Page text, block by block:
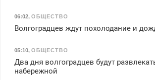
06:02, ОБЩЕСТВО
Волгоградцев ждут похолодание и
05:10, ОБЩЕСТВО
Два дня волгоградцев будут
набережной